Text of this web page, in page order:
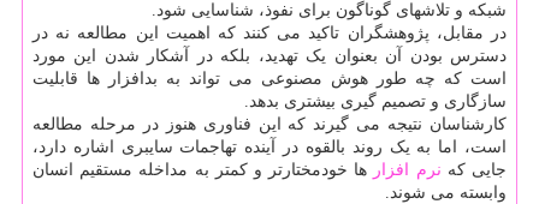
شبکه و تلاشهای گوناگون برای نفوذ، شناسایی شود.
در مقابل، پژوهشگران تاکید می کنند که اهمیت این مطالعه نه در
دسترس بودن آن بعنوان یک تهدید، بلکه در آشکار شدن این مورد
است که چه طور هوش مصنوعی می تواند به بدافزار ها قابلیت
سازگاری و تصمیم گیری بیشتری بدهد.
کارشناسان نتیجه می گیرند که این فناوری هنوز در مرحله مطالعه
است، اما به یک روند بالقوه در آینده تهاجمات سایبری اشاره دارد،
جایی که نرم افزار ها خودمختارتر و کمتر به مداخله مستقیم انسان
وابسته می شوند.